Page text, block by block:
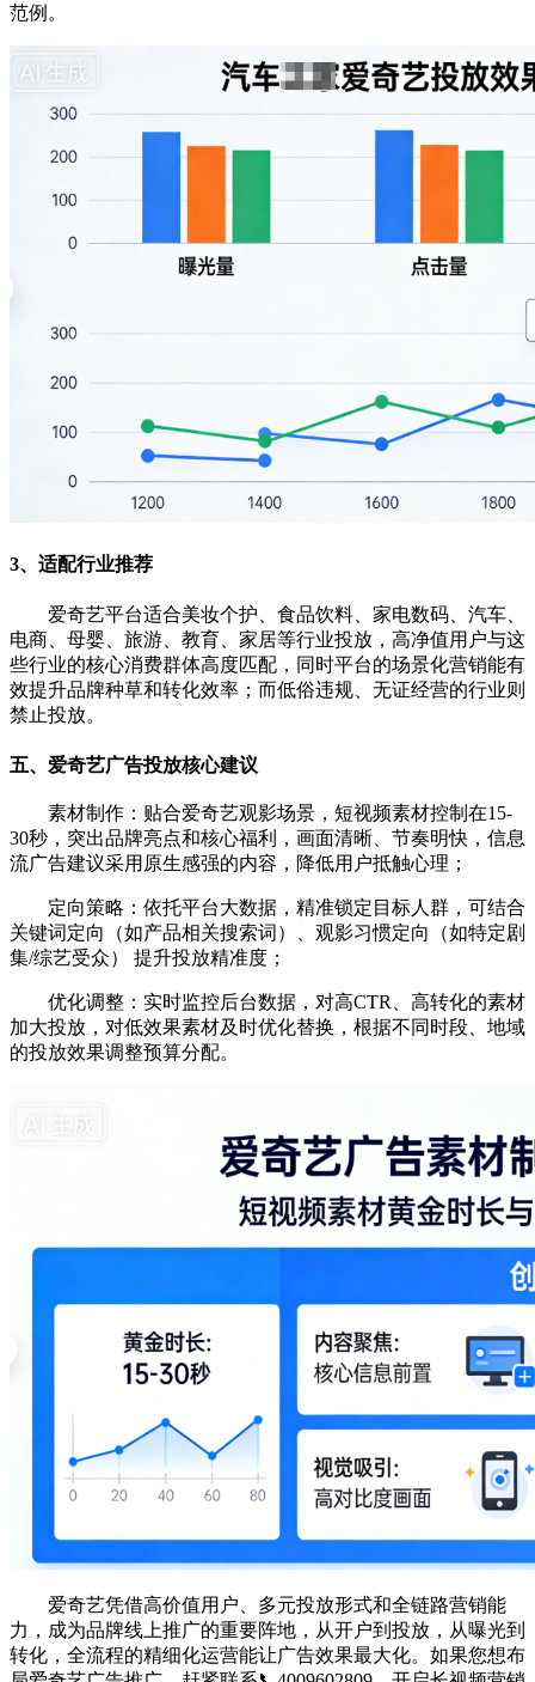
范例。
3、适配行业推荐
爱奇艺平台适合美妆个护、食品饮料、家电数码、汽车、
电商、母婴、旅游、教育、家居等行业投放，高净值用户与这
些行业的核心消费群体高度匹配，同时平台的场景化营销能有
效提升品牌种草和转化效率；而低俗违规、无证经营的行业则
禁止投放。
五、爱奇艺广告投放核心建议
素材制作：贴合爱奇艺观影场景，短视频素材控制在15-
30秒，突出品牌亮点和核心福利，画面清晰、节奏明快，信息
流广告建议采用原生感强的内容，降低用户抵触心理；
定向策略：依托平台大数据，精准锁定目标人群，可结合
关键词定向（如产品相关搜索词）、观影习惯定向（如特定剧
集/综艺受众） 提升投放精准度；
优化调整：实时监控后台数据，对高CTR、高转化的素材
加大投放，对低效果素材及时优化替换，根据不同时段、地域
的投放效果调整预算分配。
爱奇艺凭借高价值用户、多元投放形式和全链路营销能
力，成为品牌线上推广的重要阵地，从开户到投放，从曝光到
转化，全流程的精细化运营能让广告效果最大化。如果您想布